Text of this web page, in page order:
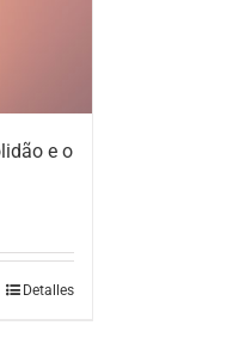
e o
Detalles